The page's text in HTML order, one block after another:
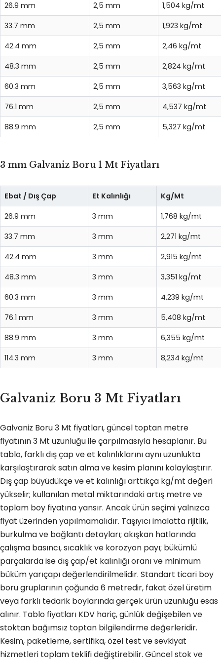
26.9 mm 2,5 mm 1,504 kg/mt
33.7 mm 2,5 mm 1,923 kg/mt
42.4 mm 2,5 mm 2,46 kg/mt
48.3 mm 2,5 mm 2,824 kg/mt
60.3 mm 2,5 mm 3,563 kg/mt
76.1 mm 2,5 mm 4,537 kg/mt
88.9 mm 2,5 mm 5,327 kg/mt
3 mm Galvaniz Boru 1 Mt Fiyatları
Ebat / Dış Çap Et Kalınlığı Kg/Mt
26.9 mm 3 mm 1,768 kg/mt
33.7 mm 3 mm 2,271 kg/mt
42.4 mm 3 mm 2,915 kg/mt
48.3 mm 3 mm 3,351 kg/mt
60.3 mm 3 mm 4,239 kg/mt
76.1 mm 3 mm 5,408 kg/mt
88.9 mm 3 mm 6,355 kg/mt
114.3 mm 3 mm 8,234 kg/mt
Galvaniz Boru 3 Mt Fiyatları
Galvaniz Boru 3 Mt fiyatları, güncel toptan metre
fiyatının 3 Mt uzunluğu ile çarpılmasıyla hesaplanır. Bu
tablo, farklı dış çap ve et kalınlıklarını aynı uzunlukta
karşılaştırarak satın alma ve kesim planını kolaylaştırır.
Dış çap büyüdükçe ve et kalınlığı arttıkça kg/mt değeri
yükselir; kullanılan metal miktarındaki artış metre ve
toplam boy fiyatına yansır. Ancak ürün seçimi yalnızca
fiyat üzerinden yapılmamalıdır. Taşıyıcı imalatta rijitlik,
burkulma ve bağlantı detayları; akışkan hatlarında
çalışma basıncı, sıcaklık ve korozyon payı; bükümlü
parçalarda ise dış çap/et kalınlığı oranı ve minimum
büküm yarıçapı değerlendirilmelidir. Standart ticari boy
boru gruplarının çoğunda 6 metredir, fakat özel üretim
veya farklı tedarik boylarında gerçek ürün uzunluğu esas
alınır. Tablo fiyatları KDV hariç, günlük değişebilen ve
stoktan bağımsız toptan bilgilendirme değerleridir.
Kesim, paketleme, sertifika, özel test ve sevkiyat
hizmetleri toplam teklifi değiştirebilir. Güncel stok ve